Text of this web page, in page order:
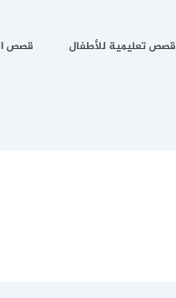
قصص تعليمية للأطفال قصص